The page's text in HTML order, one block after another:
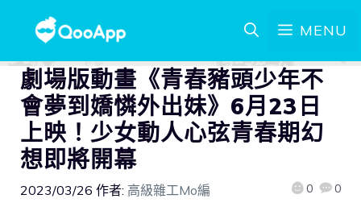
MENU
劇場版動畫《青春豬頭少年不
會夢到嬌憐外出妹》6月23日
上映！少女動人心弦青春期幻
想即將開幕
2023/03/26 作者: 高級雜工Mo編 0 0